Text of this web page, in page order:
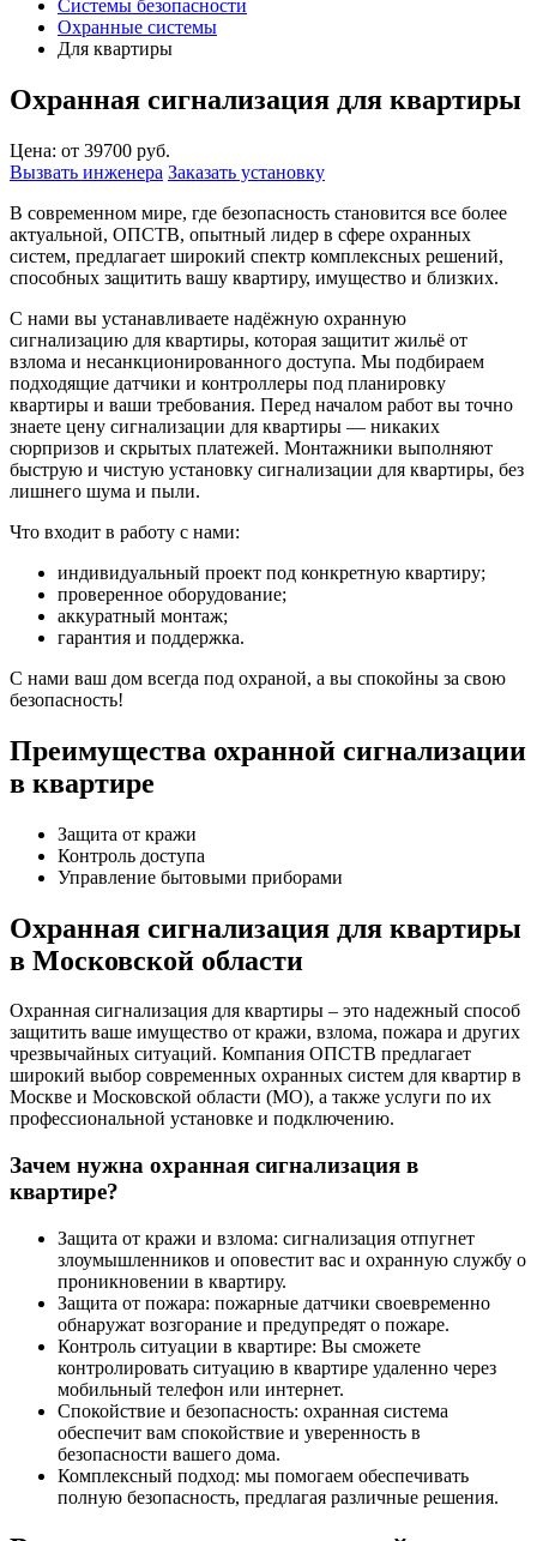
Системы безопасности
Охранные системы
Для квартиры
Охранная сигнализация для квартиры
Цена: от 39700 руб.
Вызвать инженера Заказать установку
В современном мире, где безопасность становится все более
актуальной, ОПСТВ, опытный лидер в сфере охранных
систем, предлагает широкий спектр комплексных решений,
способных защитить вашу квартиру, имущество и близких.
С нами вы устанавливаете надёжную охранную
сигнализацию для квартиры, которая защитит жильё от
взлома и несанкционированного доступа. Мы подбираем
подходящие датчики и контроллеры под планировку
квартиры и ваши требования. Перед началом работ вы точно
знаете цену сигнализации для квартиры — никаких
сюрпризов и скрытых платежей. Монтажники выполняют
быструю и чистую установку сигнализации для квартиры, без
лишнего шума и пыли.
Что входит в работу с нами:
индивидуальный проект под конкретную квартиру;
проверенное оборудование;
аккуратный монтаж;
гарантия и поддержка.
С нами ваш дом всегда под охраной, а вы спокойны за свою
безопасность!
Преимущества охранной сигнализации
в квартире
Защита от кражи
Контроль доступа
Управление бытовыми приборами
Охранная сигнализация для квартиры
в Московской области
Охранная сигнализация для квартиры – это надежный способ
защитить ваше имущество от кражи, взлома, пожара и других
чрезвычайных ситуаций. Компания ОПСТВ предлагает
широкий выбор современных охранных систем для квартир в
Москве и Московской области (МО), а также услуги по их
профессиональной установке и подключению.
Зачем нужна охранная сигнализация в
квартире?
Защита от кражи и взлома: сигнализация отпугнет
злоумышленников и оповестит вас и охранную службу о
проникновении в квартиру.
Защита от пожара: пожарные датчики своевременно
обнаружат возгорание и предупредят о пожаре.
Контроль ситуации в квартире: Вы сможете
контролировать ситуацию в квартире удаленно через
мобильный телефон или интернет.
Спокойствие и безопасность: охранная система
обеспечит вам спокойствие и уверенность в
безопасности вашего дома.
Комплексный подход: мы помогаем обеспечивать
полную безопасность, предлагая различные решения.